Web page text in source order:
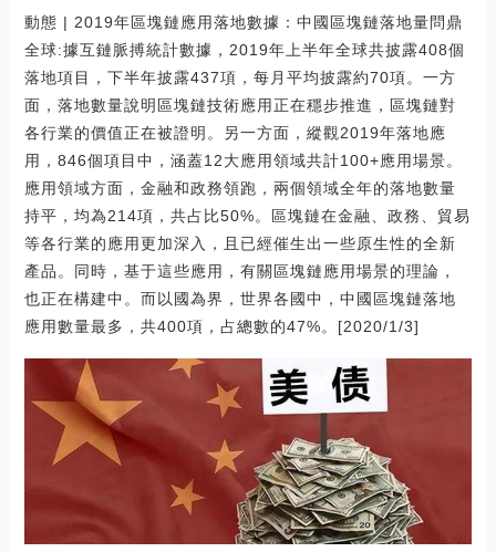
動態 | 2019年區塊鏈應用落地數據：中國區塊鏈落地量問鼎
全球:據互鏈脈搏統計數據，2019年上半年全球共披露408個
落地項目，下半年披露437項，每月平均披露約70項。一方
面，落地數量說明區塊鏈技術應用正在穩步推進，區塊鏈對
各行業的價值正在被證明。另一方面，縱觀2019年落地應
用，846個項目中，涵蓋12大應用領域共計100+應用場景。
應用領域方面，金融和政務領跑，兩個領域全年的落地數量
持平，均為214項，共占比50%。區塊鏈在金融、政務、貿易
等各行業的應用更加深入，且已經催生出一些原生性的全新
產品。同時，基于這些應用，有關區塊鏈應用場景的理論，
也正在構建中。而以國為界，世界各國中，中國區塊鏈落地
應用數量最多，共400項，占總數的47%。[2020/1/3]